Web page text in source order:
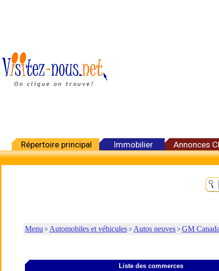
Répertoire principal Immobilier Annonces
Menu > Automobiles et véhicules > Autos neuves > GM
Liste des commerces